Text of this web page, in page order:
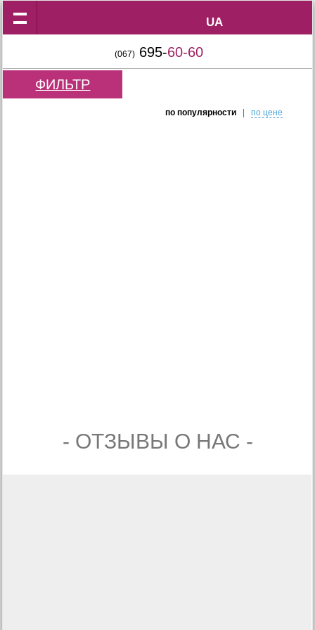
UA
UA
(067) 695-60-60
ФИЛЬТР
по популярности| по цене
- ОТЗЫВЫ О НАС -